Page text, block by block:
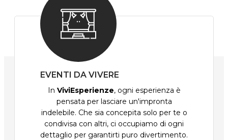
EVENTI DA VIVERE
In ViviEsperienze, ogni esperienza è
pensata per lasciare un'impronta
indelebile. Che sia concepita solo per te o
condivisa con altri, ci occupiamo di ogni
dettaglio per garantirti puro divertimento.